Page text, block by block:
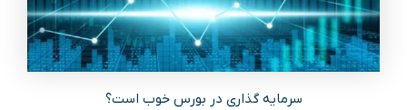
سرمایه گذاری در بورس خوب است؟